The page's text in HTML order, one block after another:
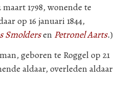
1798, wonende te
op 16 januari 1844,
Smoldersen Petronel Aarts.)
geboren te Roggel op 21
aldaar, overleden aldaar